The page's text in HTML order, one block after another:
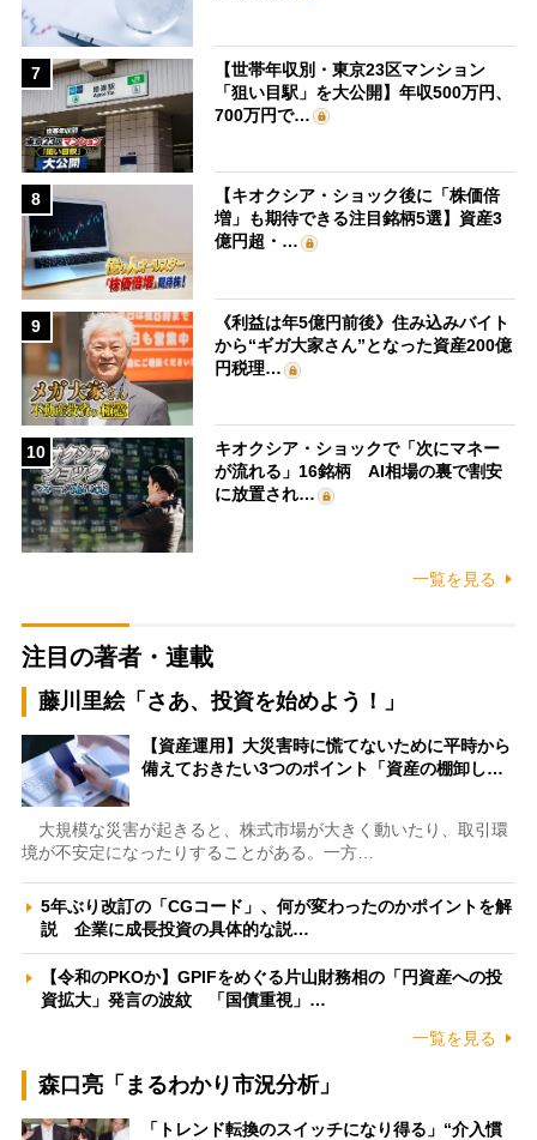
7
【世帯年収別・東京23区マンション
「狙い目駅」を大公開】年収500万円、
700万円で…
8
【キオクシア・ショック後に「株価倍
増」も期待できる注目銘柄5選】資産3
億円超・…
9
《利益は年5億円前後》住み込みバイト
から“ギガ大家さん”となった資産200億
円税理…
10
キオクシア・ショックで「次にマネー
が流れる」16銘柄 AI相場の裏で割安
に放置され…
一覧を見る
注目の著者・連載
藤川里絵「さあ、投資を始めよう！」
【資産運用】大災害時に慌てないために平時から
備えておきたい3つのポイント「資産の棚卸し…
大規模な災害が起きると、株式市場が大きく動いたり、取引環
境が不安定になったりすることがある。一方…
5年ぶり改訂の「CGコード」、何が変わったのかポイントを解
説 企業に成長投資の具体的な説…
【令和のPKOか】GPIFをめぐる片山財務相の「円資産への投
資拡大」発言の波紋 「国債重視」…
一覧を見る
森口亮「まるわかり市況分析」
「トレンド転換のスイッチになり得る」“介入慣